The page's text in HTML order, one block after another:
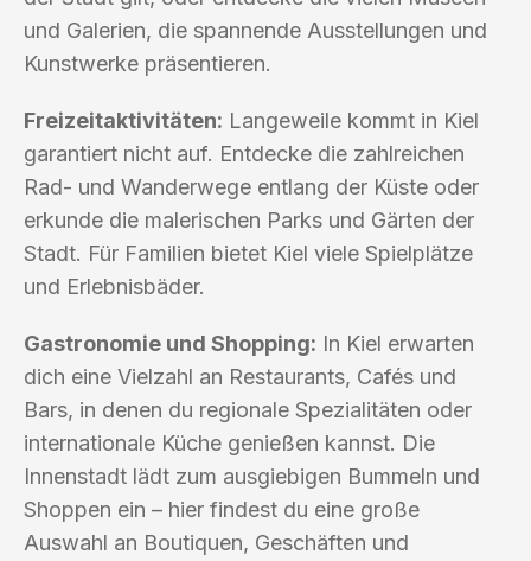
und Galerien, die spannende Ausstellungen und
Kunstwerke präsentieren.
Freizeitaktivitäten: Langeweile kommt in Kiel
garantiert nicht auf. Entdecke die zahlreichen
Rad- und Wanderwege entlang der Küste oder
erkunde die malerischen Parks und Gärten der
Stadt. Für Familien bietet Kiel viele Spielplätze
und Erlebnisbäder.
Gastronomie und Shopping: In Kiel erwarten
dich eine Vielzahl an Restaurants, Cafés und
Bars, in denen du regionale Spezialitäten oder
internationale Küche genießen kannst. Die
Innenstadt lädt zum ausgiebigen Bummeln und
Shoppen ein – hier findest du eine große
Auswahl an Boutiquen, Geschäften und